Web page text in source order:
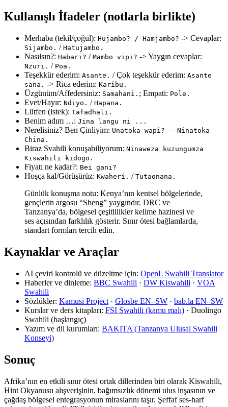
Kullanışlı İfadeler (notlarla birlikte)
Merhaba (tekil/çoğul): Hujambo? / Hamjambo? -> Cevaplar:
Sijambo. / Hatujambo.
Nasılsın?: Habari? / Mambo vipi? -> Yaygın cevaplar:
Nzuri. / Poa.
Teşekkür ederim: Asante. / Çok teşekkür ederim: Asante
sana. -> Rica ederim: Karibu.
Üzgünüm/Affedersiniz: Samahani. ; Empati: Pole.
Evet/Hayır: Ndiyo. / Hapana.
Lütfen (istek): Tafadhali.
Benim adım …: Jina langu ni ...
Nerelisiniz? Ben Çinliyim: Unatoka wapi? — Ninatoka
China.
Biraz Svahili konuşabiliyorum: Ninaweza kuzungumza
Kiswahili kidogo.
Fiyatı ne kadar?: Bei gani?
Hoşça kal/Görüşürüz: Kwaheri. / Tutaonana.
Günlük konuşma notu: Kenya’nın kentsel bölgelerinde,
gençlerin argosu “Sheng” yaygındır. DRC ve
Tanzanya’da, bölgesel çeşitlilikler kelime hazinesi ve
ses açısından farklılık gösterir. Sınır ötesi bağlamlarda,
standart formları tercih edin.
Kaynaklar ve Araçlar
AI çeviri kontrolü ve düzeltme için: OpenL Swahili Translator
Haberler ve dinleme: BBC Swahili · DW Kiswahili · VOA
Swahili
Sözlükler: Kamusi Project · Glosbe EN–SW · bab.la EN–SW
Kurslar ve ders kitapları: FSI Swahili (kamu malı) · Duolingo
Swahili (başlangıç)
Yazım ve dil kurumları: BAKITA (Tanzanya Ulusal Swahili
Konseyi)
Sonuç
Afrika’nın en etkili sınır ötesi ortak dillerinden biri olarak Kiswahili,
Hint Okyanusu alışverişinin, bağımsızlık dönemi ulus inşasının ve
çağdaş bölgesel entegrasyonun miraslarını taşır. Şeffaf ses-harf